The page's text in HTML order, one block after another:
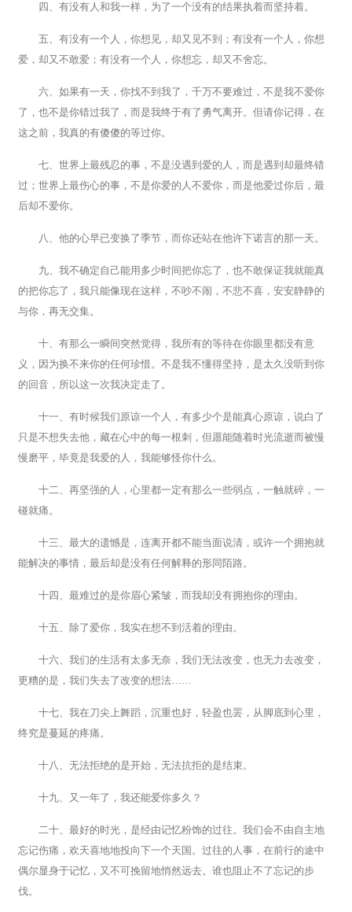
四、有没有人和我一样，为了一个没有的结果执着而坚持着。
五、有没有一个人，你想见，却又见不到；有没有一个人，你想
爱，却又不敢爱；有没有一个人，你想忘，却又不舍忘。
六、如果有一天，你找不到我了，千万不要难过，不是我不爱你
了，也不是你错过我了，而是我终于有了勇气离开。但请你记得，在
这之前，我真的有傻傻的等过你。
七、世界上最残忍的事，不是没遇到爱的人，而是遇到却最终错
过；世界上最伤心的事，不是你爱的人不爱你，而是他爱过你后，最
后却不爱你。
八、他的心早已变换了季节，而你还站在他许下诺言的那一天。
九、我不确定自己能用多少时间把你忘了，也不敢保证我就能真
的把你忘了，我只能像现在这样，不吵不闹，不悲不喜，安安静静的
与你，再无交集。
十、有那么一瞬间突然觉得，我所有的等待在你眼里都没有意
义，因为换不来你的任何珍惜。不是我不懂得坚持，是太久没听到你
的回音，所以这一次我决定走了。
十一、有时候我们原谅一个人，有多少个是能真心原谅，说白了
只是不想失去他，藏在心中的每一根刺，但愿能随着时光流逝而被慢
慢磨平，毕竟是我爱的人，我能够怪你什么。
十二、再坚强的人，心里都一定有那么一些弱点，一触就碎，一
碰就痛。
十三、最大的遗憾是，连离开都不能当面说清，或许一个拥抱就
能解决的事情，最后却是没有任何解释的形同陌路。
十四、最难过的是你眉心紧皱，而我却没有拥抱你的理由。
十五、除了爱你，我实在想不到活着的理由。
十六、我们的生活有太多无奈，我们无法改变，也无力去改变，
更糟的是，我们失去了改变的想法……
十七、我在刀尖上舞蹈，沉重也好，轻盈也罢，从脚底到心里，
终究是蔓延的疼痛。
十八、无法拒绝的是开始，无法抗拒的是结束。
十九、又一年了，我还能爱你多久？
二十、最好的时光，是经由记忆粉饰的过往。我们会不由自主地
忘记伤痛，欢天喜地地投向下一个天国。过往的人事，在前行的途中
偶尔显身于记忆，又不可挽留地悄然远去。谁也阻止不了忘记的步
伐。